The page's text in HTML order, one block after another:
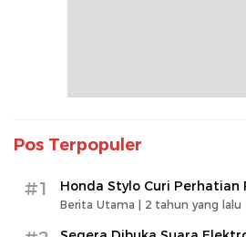
Pos Terpopuler
#1 Honda Stylo Curi
Berita Utama | 2 tahun yang lalu